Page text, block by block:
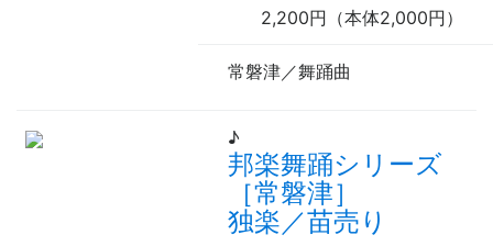
2,200円（本体2,000円）
常磐津／舞踊曲
♪
邦楽舞踊シリーズ
［常磐津］
独楽／苗売り